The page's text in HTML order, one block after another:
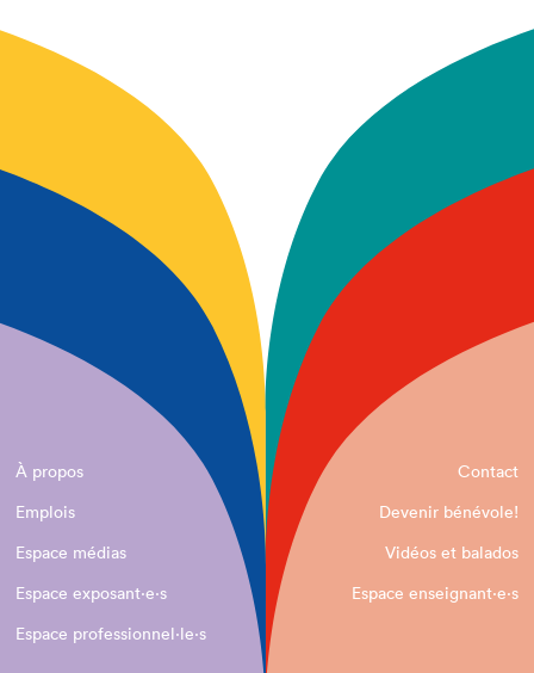
À propos
Contact
Emplois
Devenir bénévole!
Espace médias
Vidéos et balados
Espace exposant·e⋅s
Espace enseignant·e⋅s
Espace professionnel·le⋅s